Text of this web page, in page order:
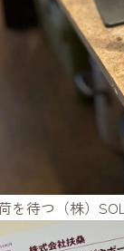
を待つ（株）